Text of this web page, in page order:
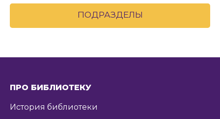
ПОДРАЗДЕЛЫ
ПРО БИБЛИОТЕКУ
История библиотеки